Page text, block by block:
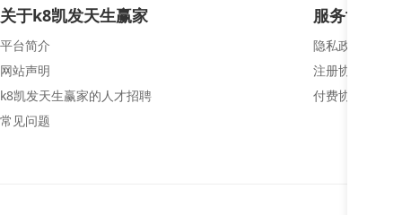
关于k8凯发天生赢家
平台简介
网站声明
k8凯发天生赢家的人才招聘
常见问题
服务协议
隐私政策
注册协议
付费协议